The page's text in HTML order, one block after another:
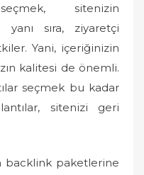
sitenizin
yanı sıra, ziyaretçi
Yani, içeriğinizin
kalitesi de önemli.
seçmek bu kadar
sitenizi geri
backlink paketlerine